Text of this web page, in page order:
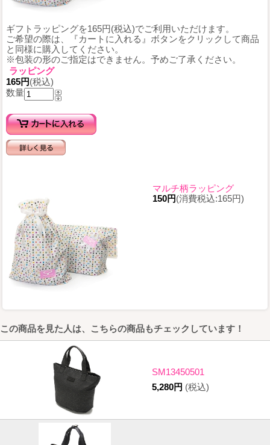
ギフトラッピングを165円(税込)でご利用いただけます。
ご希望の際は、『カートに入れる』ボタンをクリックして商品
と同様に購入してください。
※包装の形のご指定はできません。予めご了承ください。
ラッピング
165円(税込)
数量
マルチ柄ラッピング
150円(消費税込:165円)
この商品を見た人は、こちらの商品もチェックしています！
SM13450501
5,280円 (税込)